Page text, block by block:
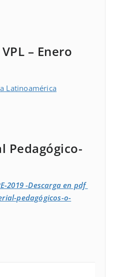
VPL – Enero
Latinoamérica
Pedagógico-
2019 -Descarga en pdf
pedagógicos-o-